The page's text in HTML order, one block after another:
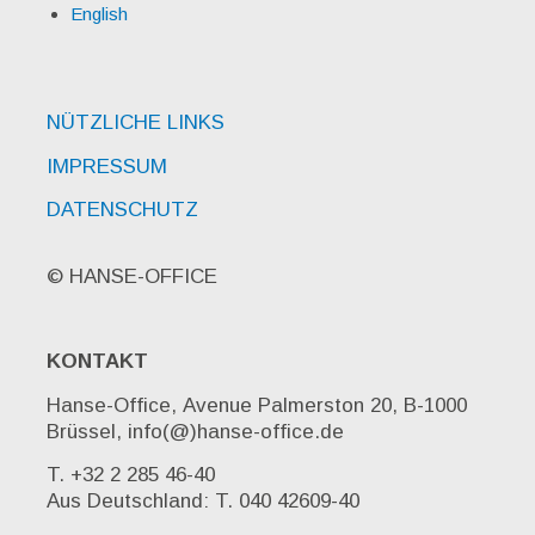
English
NÜTZLICHE LINKS
IMPRESSUM
DATENSCHUTZ
© HANSE-OFFICE
KONTAKT
Hanse-Office, Avenue Palmerston 20, B-1000
Brüssel, info(@)hanse-office.de
T. +32 2 285 46-40
Aus Deutschland: T. 040 42609-40